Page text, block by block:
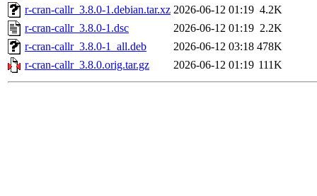
r-cran-callr_3.8.0-1.debian.tar.xz 2026-06-12 01:19 4.2K
r-cran-callr_3.8.0-1.dsc
2026-06-12 01:19 2.2K
r-cran-callr_3.8.0-1_all.deb
2026-06-12 03:18 478K
r-cran-callr_3.8.0.orig.tar.gz
2026-06-12 01:19 111K